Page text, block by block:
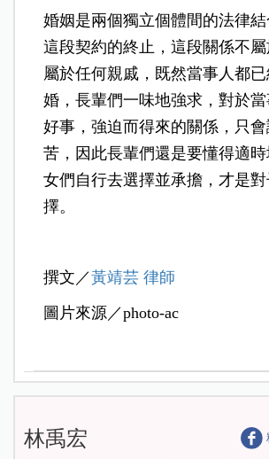
婚姻是兩個獨立個體間的法律
這段契約的終止，這段關係不
屬於任何親戚，既然當事人都
婚，長輩們一味地強求，對於
好事，強迫而得來的關係，只
苦，因此長輩們還是要懂得適
女們自行去選擇並承擔，才是
擇。
撰文／黃靖芸 律師
圖片來源／photo-ac
林禹宏